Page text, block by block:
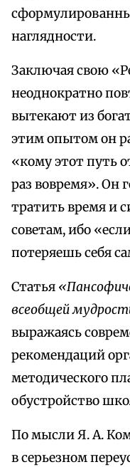
наглядности.
Заключая свою
неоднократно
вытекают из
этим опытом он
«кому этот путь
раз вовремя». Он
тратить время и
советам, ибо
потеряешь себя
Статья
всеобщей
выражаясь
рекомендаций
методического
обустройство
По мысли Я. А.
в серьезном